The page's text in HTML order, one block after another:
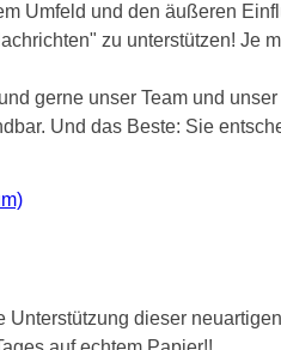
Umfeld und den äußeren
zu unterstützen! Je
gerne unser Team und
Und das Beste: Sie
dieser